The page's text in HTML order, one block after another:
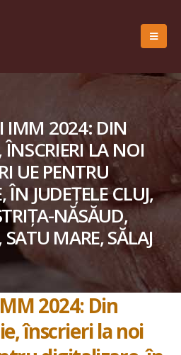
IMM 2024: DIN
ÎNSCRIERI LA NOI
UE PENTRU
ÎN JUDEȚELE CLUJ,
NĂSĂUD,
MARE, SĂLAJ
2024: Din
înscrieri la noi